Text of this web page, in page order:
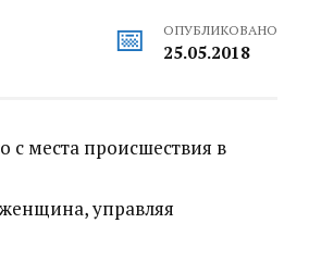
ОПУБЛИКОВАНО
25.05.2018
места происшествия в
управляя